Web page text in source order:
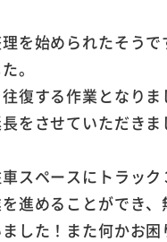
を始められたそうで
。
復する作業となりま
をさせていただきま
スペースにトラック
進めることができ、
した！また何かお困